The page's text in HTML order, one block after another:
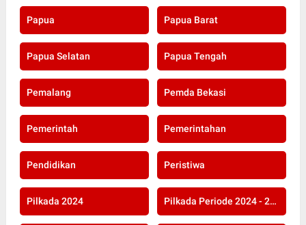
Papua Papua Barat
Papua Selatan Papua Tengah
Pemalang Pemda Bekasi
Pemerintah Pemerintahan
Pendidikan Peristiwa
Pilkada 2024 Pilkada Periode 2024 - 2029